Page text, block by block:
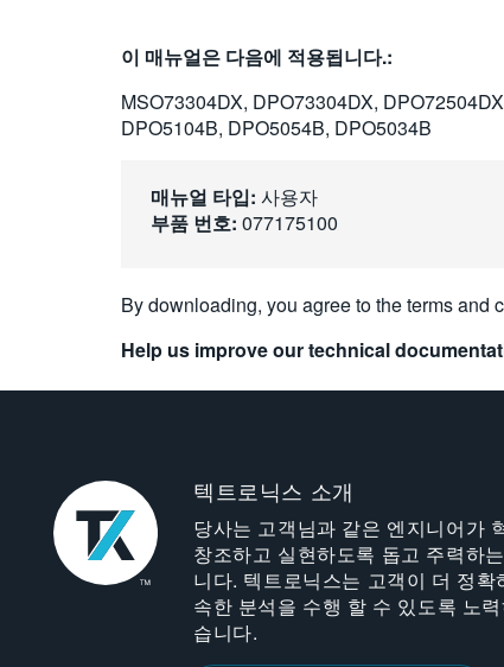
이 매뉴얼은 다음에 적용됩니다.:
MSO73304DX, DPO73304DX,
DPO5104B, DPO5054B, DPO5034B
매뉴얼 타입: 사용자
부품 번호: 077175100
By downloading, you agree to the terms and
Help us improve our technical
텍트로닉스 소개
당사는 고객님과 같은 엔지니어가
창조하고 실현하도록 돕고 주력하
니다. 텍트로닉스는 고객이 더 정확
속한 분석을 수행 할 수 있도록 노
습니다.